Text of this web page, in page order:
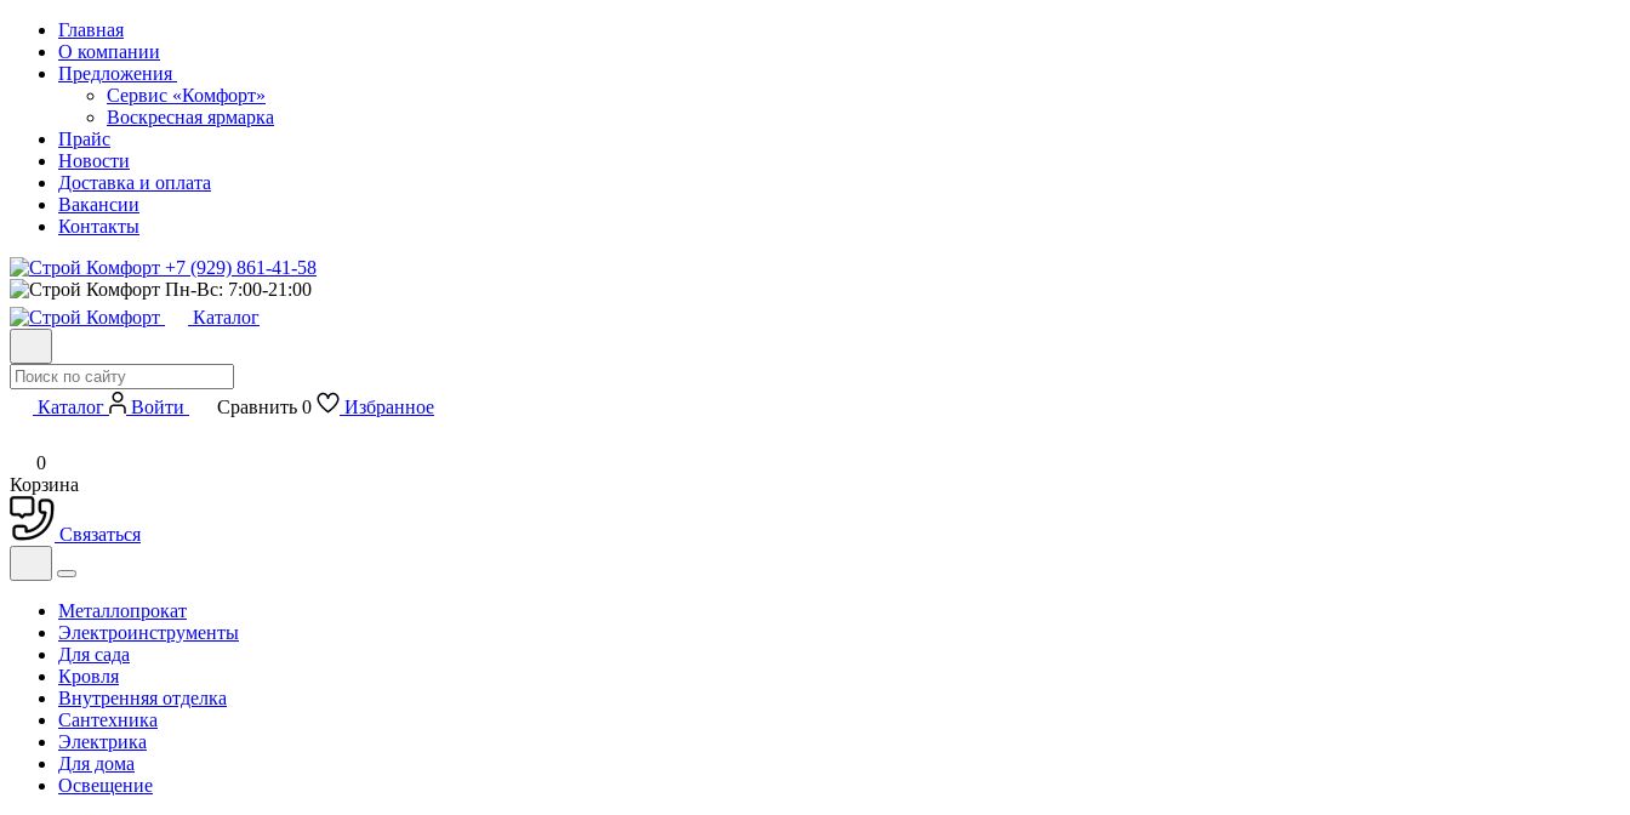
Главная
О компании
Предложения
Сервис «Комфорт»
Воскресная ярмарка
Прайс
Новости
Доставка и оплата
Вакансии
Контакты
+7 (929) 861-41-58
Пн-Вс: 7:00-21:00
Каталог
Каталог Войти Сравнить 0 Избранное
0
Корзина
Связаться
Металлопрокат
Электроинструменты
Для сада
Кровля
Внутренняя отделка
Сантехника
Электрика
Для дома
Освещение